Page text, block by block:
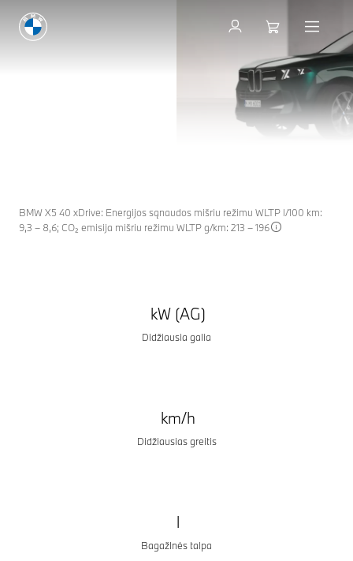
BMW X5
SUKURTAS LYDERIAUTI.
BMW X5 40 xDrive: Energijos sąnaudos mišriu režimu WLTP l/100 km:
9,3 – 8,6; CO₂ emisija mišriu režimu WLTP g/km: 213 – 196
kW (AG)
Didžiausia galia
km/h
Didžiausias greitis
l
BagažInės talpa